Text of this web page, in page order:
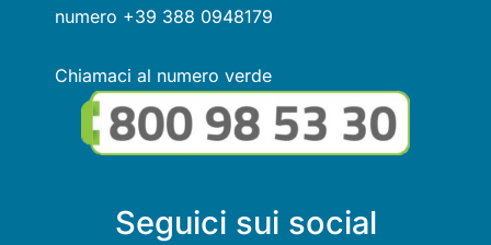
numero +39 388 0948179
Chiamaci al numero verde
Seguici sui social